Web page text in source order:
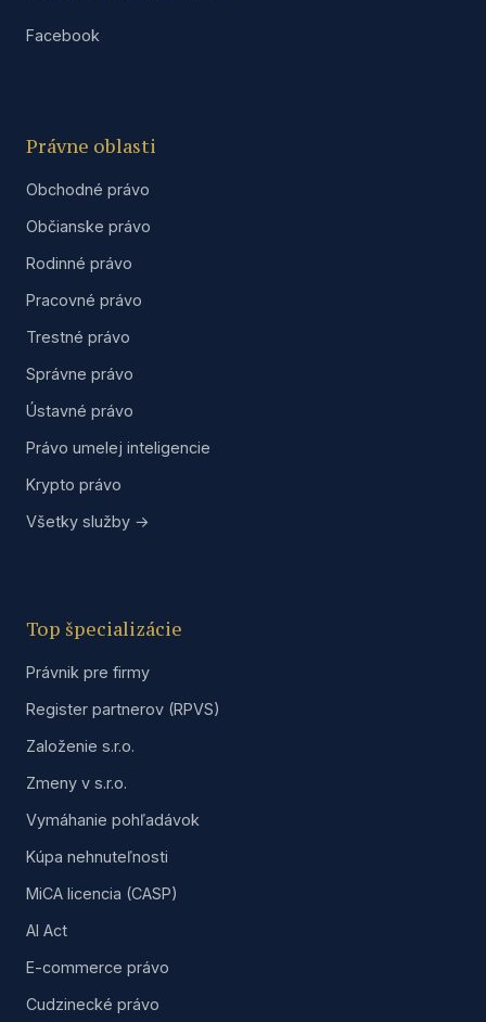
Facebook
Právne oblasti
Obchodné právo
Občianske právo
Rodinné právo
Pracovné právo
Trestné právo
Správne právo
Ústavné právo
Právo umelej inteligencie
Krypto právo
Všetky služby →
Top špecializácie
Právnik pre firmy
Register partnerov (RPVS)
Založenie s.r.o.
Zmeny v s.r.o.
Vymáhanie pohľadávok
Kúpa nehnuteľnosti
MiCA licencia (CASP)
AI Act
E-commerce právo
Cudzinecké právo